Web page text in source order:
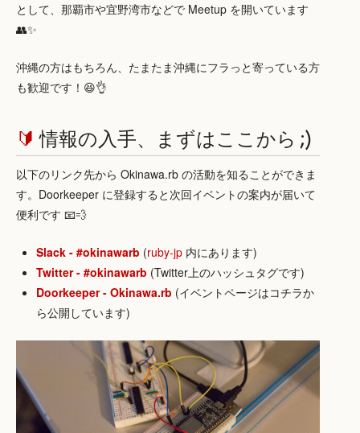
として、那覇市や宜野湾市などで Meetup を開いています
👥✨
沖縄の方はもちろん、たまたま沖縄にフラっと寄っている方
も歓迎です！😆👌
🔰 情報の入手、まずはここから ;)
以下のリンク先から Okinawa.rb の活動を知ることができま
す。Doorkeeper に登録すると次回イベントの案内が届いて
便利です 📧💨
Slack - #okinawarb (ruby-jp 内にあります)
Twitter - #okinawarb (Twitter上のハッシュタグです)
Doorkeeper - Okinawa.rb (イベントページはコチラか
ら公開しています)